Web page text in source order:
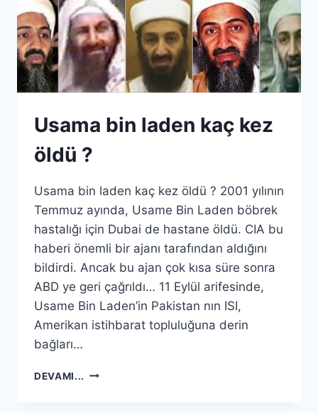
Usama bin laden kaç kez
öldü ?
Usama bin laden kaç kez öldü ? 2001 yılının
Temmuz ayında, Usame Bin Laden böbrek
hastalığı için Dubai de hastane öldü. CIA bu
haberi önemli bir ajanı tarafından aldığını
bildirdi. Ancak bu ajan çok kısa süre sonra
ABD ye geri çağrıldı… 11 Eylül arifesinde,
Usame Bin Laden’in Pakistan nın ISI,
Amerikan istihbarat topluluğuna derin
bağları…
DEVAMI... USAMA